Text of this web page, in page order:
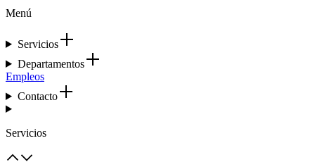
Menú
Servicios
Departamentos
Empleos
Contacto
Servicios